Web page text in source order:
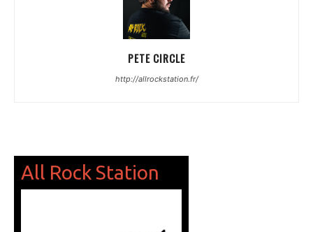
PETE CIRCLE
http://allrockstation.fr/